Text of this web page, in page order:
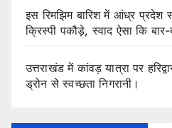
इस रिमझिम बारिश में आंध्र प्रदेश
क्रिस्पी पकौड़े, स्वाद ऐसा कि
उत्तराखंड में कांवड़ यात्रा पर
ड्रोन से स्वच्छता निगरानी।